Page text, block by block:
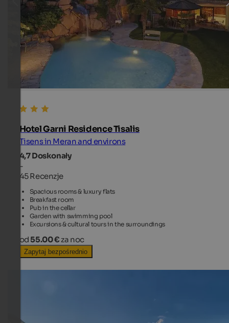
Hotel Garni Residence Tisalis
Tisens in Meran and environs
4,7Doskonały
-
45 Recenzje
Spacious rooms & luxury flats
Breakfast room
Pub in the cellar
Garden with swimming pool
Excursions & cultural tours in the surroundings
od 55.00 € za noc
Zapytaj bezpośrednio